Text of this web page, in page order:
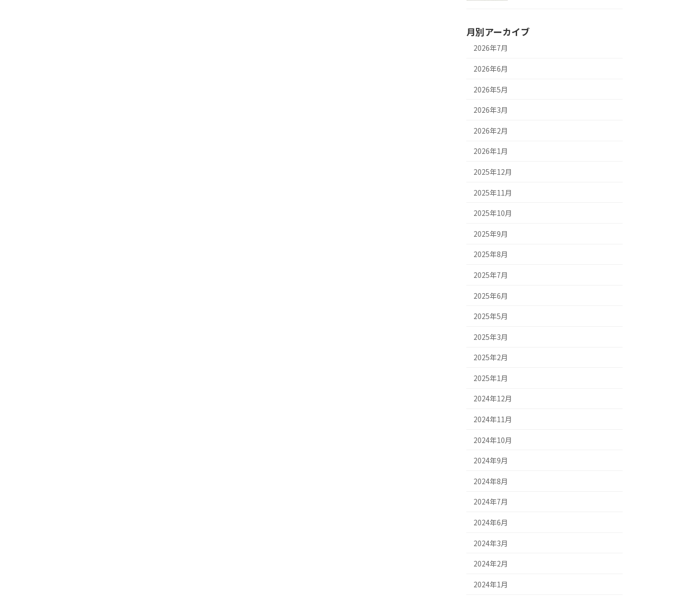
月別アーカイブ
2026年7月
2026年6月
2026年5月
2026年3月
2026年2月
2026年1月
2025年12月
2025年11月
2025年10月
2025年9月
2025年8月
2025年7月
2025年6月
2025年5月
2025年3月
2025年2月
2025年1月
2024年12月
2024年11月
2024年10月
2024年9月
2024年8月
2024年7月
2024年6月
2024年3月
2024年2月
2024年1月